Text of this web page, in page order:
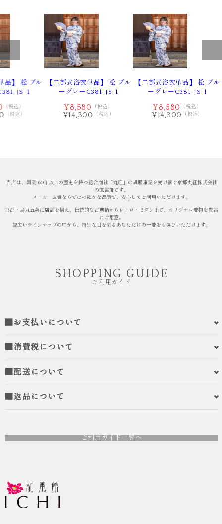
品】 松 ブル
1
（税込）
（税込）
【二部式浴衣単品】 松 ブル
ーグレーC381_JS-1
¥8,580 （税込）
¥14,300 （税込）
【二部式浴衣単品】 松 ブル
ーグレーC381_JS-1
¥8,580 （税込）
¥14,300 （税込）
当店は、創業160年以上の歴史を持つ総合商社「丸紅」の呉服事業を受け継ぐ京都丸紅株式会社
の直営店です。
メーカー直営ならではの確かな品質で、安心してご利用いただけます。
京都・烏丸五条に店舗を構え、伝統的な古典柄からレトロ・モダンまで、オリジナル着物を豊富
にご用意。
幅広いラインナップの中から、特別な日を彩るあなただけの一着をお選びいただけます。
SHOPPING GUIDE
ご利用ガイド
■お支払いについて
■消費税について
■配送について
■返品について
ご利用ガイド一覧へ